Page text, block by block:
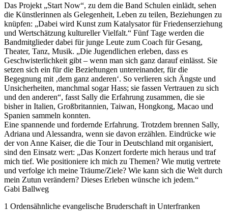
Das Projekt „Start Now“, zu dem die Band Schulen einlädt, sehen
die Künstlerinnen als Gelegenheit, Leben zu teilen, Beziehungen zu
knüpfen: „Dabei wird Kunst zum Katalysator für Friedenserziehung
und Wertschätzung kultureller Vielfalt.“ Fünf Tage werden die
Bandmitglieder dabei für junge Leute zum Coach für Gesang,
Theater, Tanz, Musik. „Die Jugendlichen erleben, dass es
Geschwisterlichkeit gibt – wenn man sich ganz darauf einlässt. Sie
setzen sich ein für die Beziehungen untereinander, für die
Begegnung mit ‚dem ganz anderen‘. So verlieren sich Ängste und
Unsicherheiten, manchmal sogar Hass; sie fassen Vertrauen zu sich
und den anderen“, fasst Sally die Erfahrung zusammen, die sie
bisher in Italien, Großbritannien, Taiwan, Hongkong, Macao und
Spanien sammeln konnten.
Eine spannende und fordernde Erfahrung. Trotzdem brennen Sally,
Adriana und Alessandra, wenn sie davon erzählen. Eindrücke wie
der von Anne Kaiser, die die Tour in Deutschland mit organisiert,
sind den Einsatz wert: „Das Konzert forderte mich heraus und traf
mich tief. Wie positioniere ich mich zu Themen? Wie mutig vertrete
und verfolge ich meine Träume/Ziele? Wie kann sich die Welt durch
mein Zutun verändern? Dieses Erleben wünsche ich jedem.“
Gabi Ballweg
1 Ordensähnliche evangelische Bruderschaft in Unterfranken